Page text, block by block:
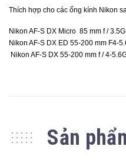
Thích hợp cho các ống kính Nikon
Nikon AF-S DX Micro 85 mm f /
Nikon AF-S DX ED 55-200 mm F4-
Nikon AF-S DX 55-200 mm f / 4-5.6G
Sản